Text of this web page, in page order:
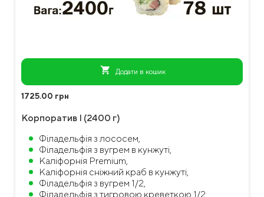
shopping_cart Додати в кошик
1725.00 грн
Корпоратив I (2400 г)
Філадельфія з лососем,
Філадельфія з вугрем в кунжуті,
Каліфорнія Premium,
Каліфорнія сніжний краб в кунжутi,
Філадельфія з вугрем 1/2,
Філадельфія з тигровою креветкою 1/2,